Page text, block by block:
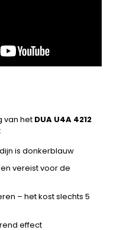
van het DUA U4A 4212
:
is donkerblauw
vereist voor de
– het kost slechts 5
effect